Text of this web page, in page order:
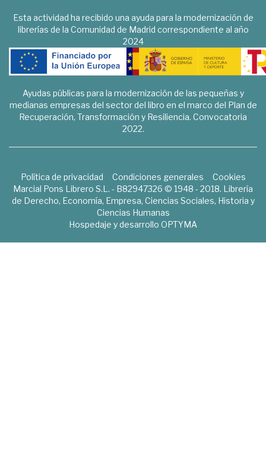
Esta actividad ha recibido una ayuda para la modernización de
librerías de la Comunidad de Madrid correspondiente al año
2024
Ayudas públicas para la modernización de las pequeñas y
medianas empresas del sector del libro en el marco del Plan de
Recuperación, Transformación y Resiliencia. Convocatoria
2022.
Política de privacidad Condiciones generales
Cookies
Marcial Pons Librero S.L. - B82947326 © 1948 - 2018. Librería
de Derecho, Economía, Empresa, Ciencias Sociales, Historia y
Ciencias Humanas
Hospedaje y desarrollo OPTYMA